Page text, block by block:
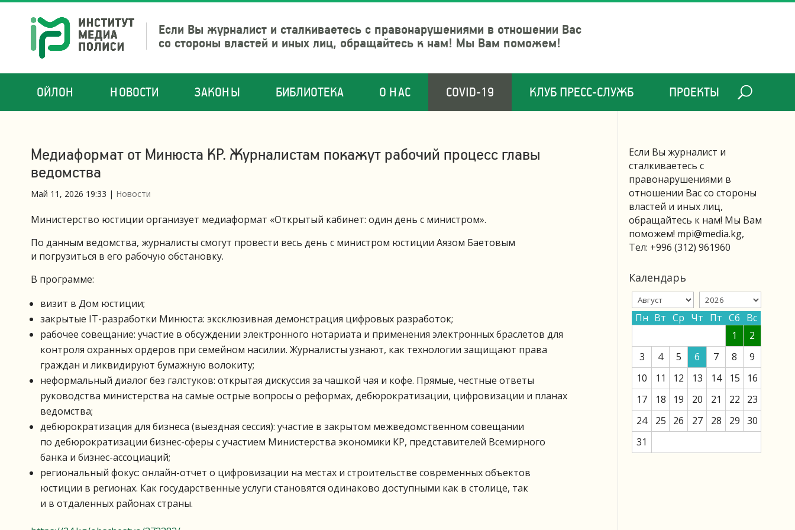
Если Вы журналист и сталкиваетесь с правонарушениями в отношении Вас
со стороны властей и иных лиц, обращайтесь к нам! Мы Вам поможем!
ОЙЛОН НОВОСТИ ЗАКОНЫ БИБЛИОТЕКА О НАС COVID-19 КЛУБ ПРЕСС-СЛУЖБ ПРОЕКТЫ
Медиаформат от Минюста КР. Журналистам покажут рабочий процесс главы
ведомства
Май 11, 2026 19:33 | Новости
Министерство юстиции организует медиаформат «Открытый кабинет: один день с министром».
По данным ведомства, журналисты смогут провести весь день с министром юстиции Аязом Баетовым
и погрузиться в его рабочую обстановку.
В программе:
визит в Дом юстиции;
закрытые IT-разработки Минюста: эксклюзивная демонстрация цифровых разработок;
рабочее совещание: участие в обсуждении электронного нотариата и применения электронных браслетов для
контроля охранных ордеров при семейном насилии. Журналисты узнают, как технологии защищают права
граждан и ликвидируют бумажную волокиту;
неформальный диалог без галстуков: открытая дискуссия за чашкой чая и кофе. Прямые, честные ответы
руководства министерства на самые острые вопросы о реформах, дебюрократизации, цифровизации и планах
ведомства;
дебюрократизация для бизнеса (выездная сессия): участие в закрытом межведомственном совещании
по дебюрократизации бизнес-сферы с участием Министерства экономики КР, представителей Всемирного
банка и бизнес-ассоциаций;
региональный фокус: онлайн-отчет о цифровизации на местах и строительстве современных объектов
юстиции в регионах. Как государственные услуги становятся одинаково доступными как в столице, так
и в отдаленных районах страны.
Если Вы журналист и
сталкиваетесь с
правонарушениями в
отношении Вас со стороны
властей и иных лиц,
обращайтесь к нам! Мы Вам
поможем! mpi@media.kg,
Тел: +996 (312) 961960
Календарь
Пн Вт Ср Чт Пт Сб Вс
1
2
3
4 5 6 7 8
9
10
11 12 13 14 15
16
17
18 19 20 21 22
23
24
25 26 27 28 29 30
31